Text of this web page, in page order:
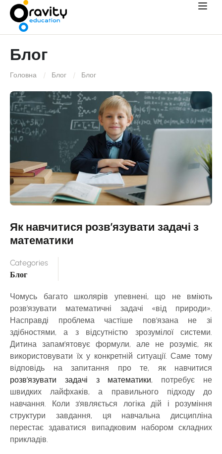
Блог
Головна Блог Блог
Як навчитися розв’язувати задачі з
математики
Categories
Блог
Чомусь багато школярів упевнені, що не вміють
розв’язувати математичні задачі «від природи».
Насправді проблема частіше пов’язана не зі
здібностями, а з відсутністю зрозумілої системи.
Дитина запам’ятовує формули, але не розуміє, як
використовувати їх у конкретній ситуації. Саме тому
відповідь на запитання про те, як навчитися
розв’язувати задачі з математики, потребує не
швидких лайфхаків, а правильного підходу до
навчання. Коли з’являється логіка дій і розуміння
структури завдання, ця навчальна дисципліна
перестає здаватися випадковим набором складних
прикладів.